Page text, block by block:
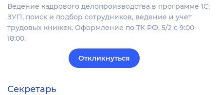
Ведение кадрового делопроизводства в программе 1С:
ЗУП, поиск и подбор сотрудников, ведение и учет
трудовых книжек. Оформление по ТК РФ, 5/2 с 9:00-
18:00.
Откликнуться
Секретарь